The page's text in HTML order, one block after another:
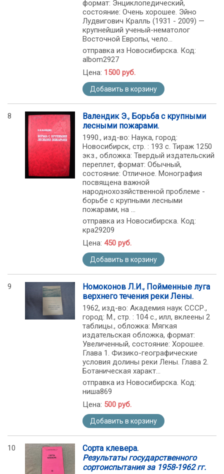
формат: Энциклопедический,
состояние: Очень хорошее. Эйно
Лудвигович Кралль (1931 - 2009) —
крупнейший ученый-нематолог
Восточной Европы, чело...
отправка из Новосибирска. Код:
albom2927
Цена: 1500 руб.
Добавить в корзину
8
Валендик Э., Борьба с крупными
лесными пожарами.
1990., изд-во: Наука, город:
Новосибирск, стр. : 193 с. Тираж 1250
экз., обложка: Твердый издательский
переплет, формат: Обычный,
состояние: Отличное. Монография
посвящена важной
народнохозяйственной проблеме -
борьбе с крупными лесными
пожарами, на ...
отправка из Новосибирска. Код:
кра29209
Цена: 450 руб.
Добавить в корзину
9
Номоконов Л.И., Пойменные луга
верхнего течения реки Лены.
1962, изд-во: Академия наук СССР.,
город: М., стр. : 104 с., илл, вклеены 2
таблицы., обложка: Мягкая
издательская обложка, формат:
Увеличенный, состояние: Хорошее.
Глава 1. Физико-географические
условия долины реки Лены. Глава 2.
Ботаническая характ...
отправка из Новосибирска. Код:
ниша869
Цена: 500 руб.
Добавить в корзину
10
Сорта клевера.
Результаты государственного
сортоиспытания за 1958-1962 гг.